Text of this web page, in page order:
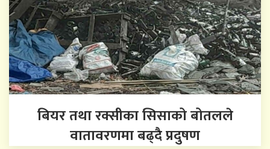
बियर तथा रक्सीका सिसाको बोतलले
वातावरणमा बढ्दै प्रदुषण